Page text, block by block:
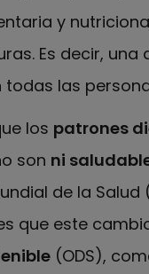
y
Es decir,
las
los patrones
son ni
de la Salud
que este
(ODS),